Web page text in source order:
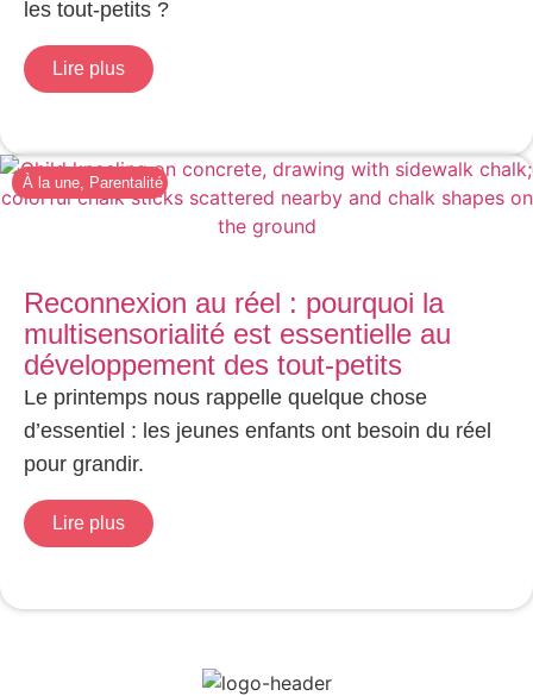
les tout-petits ?
Lire plus
À la une, Parentalité
Reconnexion au réel : pourquoi la
multisensorialité est essentielle au
développement des tout-petits
Le printemps nous rappelle quelque chose
d’essentiel : les jeunes enfants ont besoin du réel
pour grandir.
Lire plus